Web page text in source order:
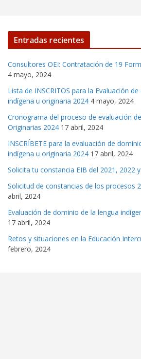
Entradas recientes
Consultores OEI: Contratación de 19
4 mayo, 2024
Lista de INSCRITOS para la Evaluación
indígena u originaria 2024 4 mayo, 2024
Cronograma del proceso de evaluación
Originarias 2024 17 abril, 2024
INSCRÍBETE para la evaluación de
indígena u originaria 2024 17 abril, 2024
Solicita tu constancia EIB del 2021, 2022
Solicitud de constancias de los procesos
abril, 2024
Evaluación de dominio de la lengua
17 abril, 2024
Retos y situaciones en la Educación
febrero, 2024